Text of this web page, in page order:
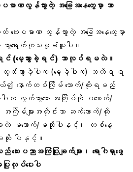
းပမာဏလွန်သွားတဲ့ အခြေအနေတွေမှာ ဘာ
ဆေးပမာဏ လွန်သွားတဲ့ အခြေအနေတွေမှာ
းသို့ သွားရောက်ကုသမှုခံယူပါ။
ရင် (မေ့သွားခဲ့ရင်) ဘာလုပ်ရမလဲ။
လွတ်သွားခဲ့ပါက (မေ့ခဲ့ပါက) သတိရ ရ
ယ်၍ နောက်တစ်ကြိမ် သောက်/ထိုးရမည့်
လွတ်သွားသော အကြိမ်ကို မသောက်/
ြိမ်များအတိုင်းသာ ဆက်သောက်/ထိုး
ထဲ မသောက်/မထိုးပါနှင့်။ တစ်နေ့
း ပါနှင့်။
ည် ဆေးပညာအကြံပြုချက်များ၊ ရောဂါရှာဖွေ
ြုလုပ်ပေးပါ